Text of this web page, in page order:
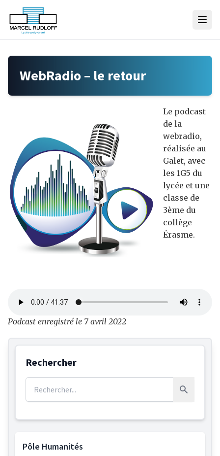
Skip to content
WebRadio – le retour
Le podcast
de la
webradio,
réalisée au
Galet, avec
les 1G5 du
lycée et une
classe de
3ème du
collège
Érasme.
Podcast enregistré le 7 avril 2022
Rechercher
Rechercher
Pôle Humanités